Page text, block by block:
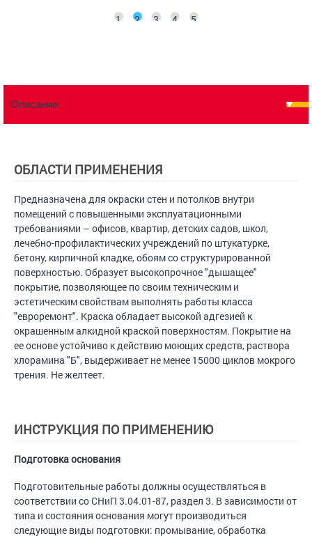
1 2 3 4 5
Описание
ОБЛАСТИ ПРИМЕНЕНИЯ
Предназначена для окраски стен и потолков внутри
помещений с повышенными эксплуатационными
требованиями – офисов, квартир, детских садов, школ,
лечебно-профилактических учреждений по штукатурке,
бетону, кирпичной кладке, обоям со структурированной
поверхностью. Образует высокопрочное "дышащее"
покрытие, позволяющее по своим техническим и
эстетическим свойствам выполнять работы класса
"евроремонт". Краска обладает высокой адгезией к
окрашенным алкидной краской поверхностям. Покрытие на
ее основе устойчиво к действию моющих средств, раствора
хлорамина "Б", выдерживает не менее 15000 циклов мокрого
трения. Не желтеет.
ИНСТРУКЦИЯ ПО ПРИМЕНЕНИЮ
Подготовка основания
Подготовительные работы должны осуществляться в
соответствии со СНиП 3.04.01-87, раздел 3. В зависимости от
типа и состояния основания могут производиться
следующие виды подготовки: промывание, обработка